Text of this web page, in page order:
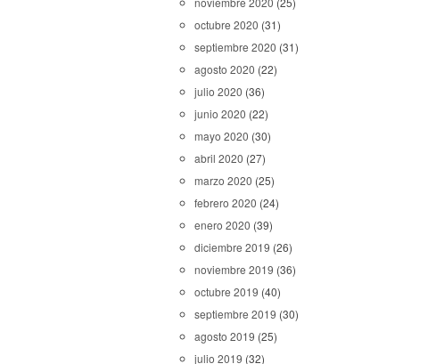
octubre 2020 (31)
septiembre 2020 (31)
agosto 2020 (22)
julio 2020 (36)
junio 2020 (22)
mayo 2020 (30)
abril 2020 (27)
marzo 2020 (25)
febrero 2020 (24)
enero 2020 (39)
diciembre 2019 (26)
noviembre 2019 (36)
octubre 2019 (40)
septiembre 2019 (30)
agosto 2019 (25)
julio 2019 (32)